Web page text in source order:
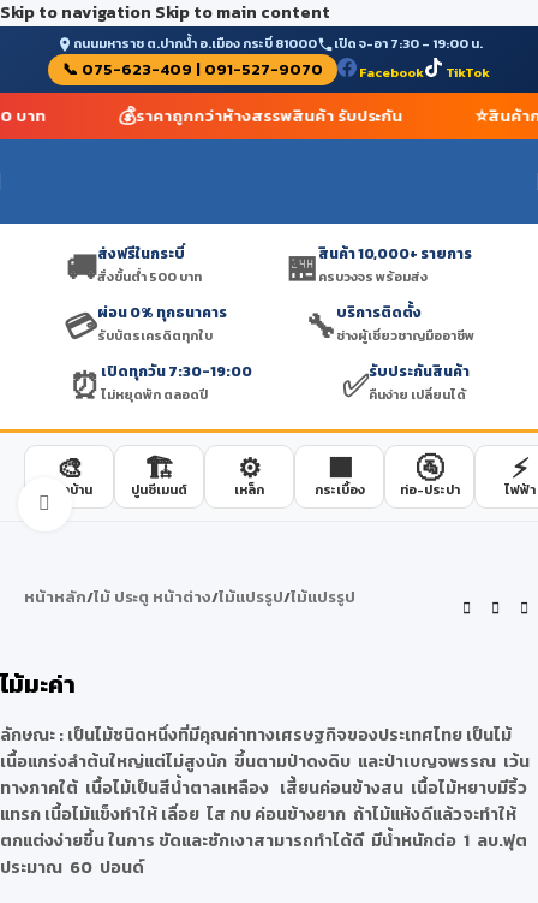
Skip to navigation Skip to main content
ถนนมหาราช ต.ปากน้ำ อ.เมือง กระบี่ 81000 เปิด จ-อา 7:30 – 19:00 น.
📞 075-623-409 | 091-527-9070 Facebook TikTok
บาท 💰ราคาถูกกว่าห้างสรรพสินค้า รับประกัน ⭐สินค้า
🚚ส่งฟรีในกระบี่
สั่งขั้นต่ำ 500 บาท 🏪สินค้า 10,000+ รายการ
ครบวงจร พร้อมส่ง
💳ผ่อน 0% ทุกธนาคาร
รับบัตรเครดิตทุกใบ 🔧บริการติดตั้ง
ช่างผู้เชี่ยวชาญมืออาชีพ
⏰ เปิดทุกวัน 7:30-19:00
ไม่หยุดพัก ตลอดปี ✅รับประกันสินค้า
คืนง่าย เปลี่ยนได้
🎨
สีทาบ้าน
🏗️
ปูนซีเมนต์
⚙️
เหล็ก
🟫
กระเบื้อง
🚰
ท่อ-ประปา
⚡
ไฟฟ้า
Click to enlarge
หน้าหลัก/ไม้ ประตู หน้าต่าง/ไม้แปรรูป/ไม้แปรรูป
ไม้มะค่า
ลักษณะ: เป็นไม้ชนิดหนึ่งที่มีคุณค่าทางเศรษฐกิจของประเทศไทย เป็นไม้
เนื้อแกร่งลำต้นใหญ่แต่ไม่สูงนัก ขึ้นตามป่าดงดิบ และป่าเบญจพรรณ เว้น
ทางภาคใต้ เนื้อไม้เป็นสีน้ำตาลเหลือง เสี้ยนค่อนข้างสน เนื้อไม้หยาบมีริ้ว
แทรก เนื้อไม้แข็งทำให้ เลื่อย ไส กบ ค่อนข้างยาก ถ้าไม้แห้งดีแล้วจะทำให้
ตกแต่งง่ายขึ้น ในการ ขัดและชักเงาสามารถทำได้ดี มีน้ำหนักต่อ 1 ลบ.ฟุต
ประมาณ 60 ปอนด์